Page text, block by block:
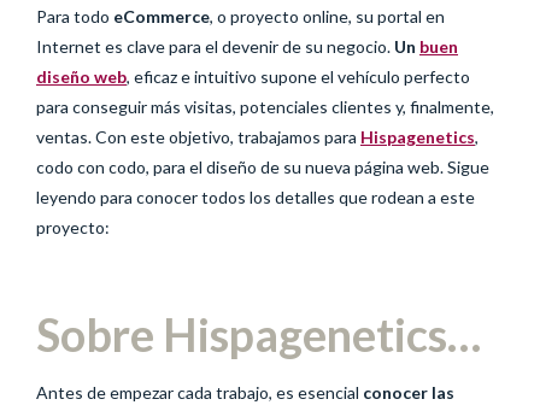
Para todo eCommerce, o proyecto online, su portal en
Internet es clave para el devenir de su negocio. Un buen
diseño web, eficaz e intuitivo supone el vehículo perfecto
para conseguir más visitas, potenciales clientes y, finalmente,
ventas. Con este objetivo, trabajamos para Hispagenetics,
codo con codo, para el diseño de su nueva página web. Sigue
leyendo para conocer todos los detalles que rodean a este
proyecto:
Sobre Hispagenetics…
Antes de empezar cada trabajo, es esencial conocer las